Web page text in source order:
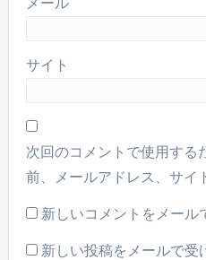
サイト
次回のコメントで使用する
前、メールアドレス、サイ
新しいコメントをメール
新しい投稿をメールで受